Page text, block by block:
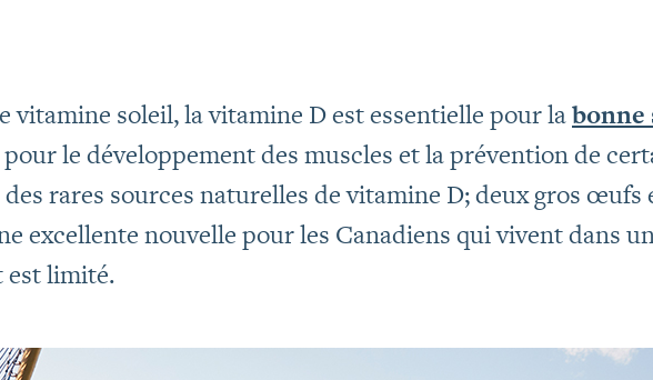
vitamine soleil, la vitamine D est essentielle pour labonne
le développement des muscles et la prévention de
rares sources naturelles de vitamine D; deux gros
excellente nouvelle pour les Canadiens qui vivent dans
est limité.